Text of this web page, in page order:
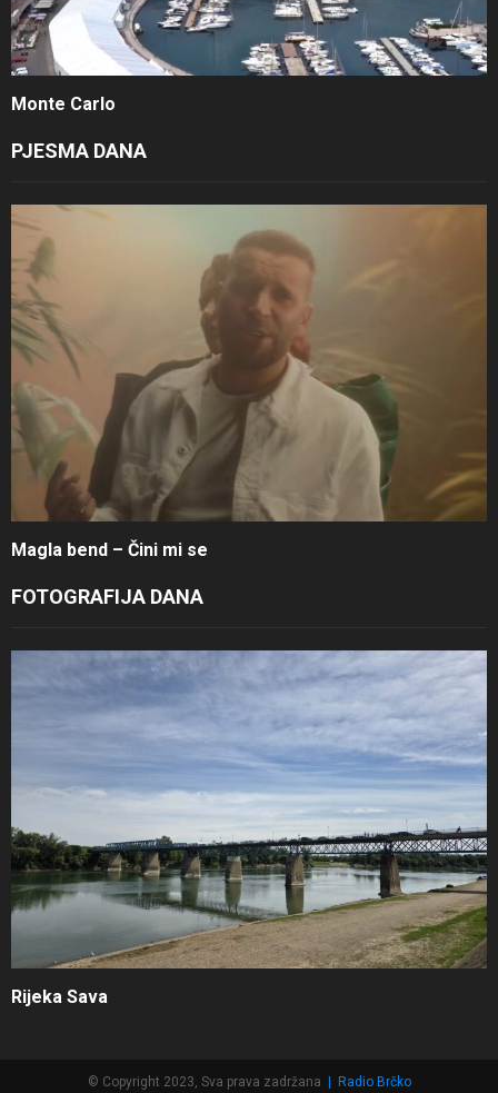
Monte Carlo
PJESMA DANA
Magla bend – Čini mi se
FOTOGRAFIJA DANA
Rijeka Sava
© Copyright 2023, Sva prava zadržana | Radio Brčko